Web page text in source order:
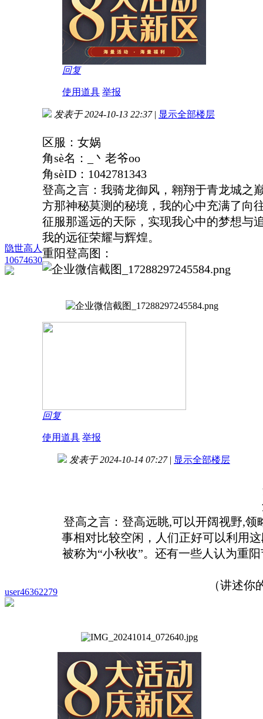
回复
使用道具 举报
隐世高人
10674630
发表于 2024-10-13 22:37 | 显示全部楼层
区服：女娲
角sè名：_丶老爷oo
角sèID：1042781343
登高之言：我骑龙御风，翱翔于青龙城之
方那神秘莫测的秘境，我的心中充满了向
征服那遥远的天际，实现我心中的梦想与
我的远征荣耀与辉煌。
重阳登高图：
回复
使用道具 举报
user46362279
发表于 2024-10-14 07:27 | 显示全部楼层
登高之言：登高远眺,可以开阔视野,
事相对比较空闲，人们正好可以利用
被称为“小秋收”。还有一些人认为重
（讲述